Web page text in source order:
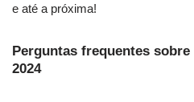
e até a próxima!
Perguntas frequentes
2024